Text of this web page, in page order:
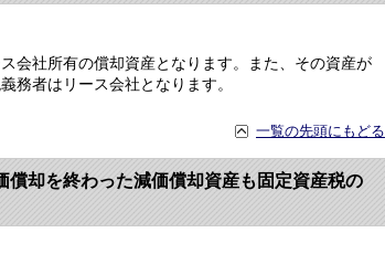
社所有の償却資産となります。また、その資産が
務者はリース会社となります。
一覧の先頭にもどる
却を終わった減価償却資産も固定資産税の